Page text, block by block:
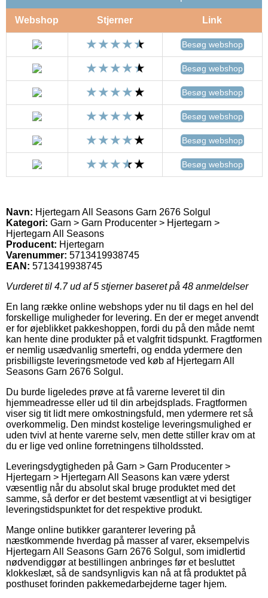
Webshop Stjerner Link
Besøg webshop
Besøg webshop
Besøg webshop
Besøg webshop
Besøg webshop
Besøg webshop
Navn: Hjertegarn All Seasons Garn 2676 Solgul
Kategori: Garn > Garn Producenter > Hjertegarn >
Hjertegarn All Seasons
Producent: Hjertegarn
Varenummer: 5713419938745
EAN: 5713419938745
Vurderet til 4.7ud af 5 stjerner baseret på 48 anmeldelser
En lang række online webshops yder nu til dags en hel del
forskellige muligheder for levering. En der er meget anvendt
er for øjeblikket pakkeshoppen, fordi du på den måde nemt
kan hente dine produkter på et valgfrit tidspunkt. Fragtformen
er nemlig usædvanlig smertefri, og endda ydermere den
prisbilligste leveringsmetode ved køb af Hjertegarn All
Seasons Garn 2676 Solgul.
Du burde ligeledes prøve at få varerne leveret til din
hjemmeadresse eller ud til din arbejdsplads. Fragtformen
viser sig tit lidt mere omkostningsfuld, men ydermere ret så
overkommelig. Den mindst kostelige leveringsmulighed er
uden tvivl at hente varerne selv, men dette stiller krav om at
du er lige ved online forretningens tilholdssted.
Leveringsdygtigheden på Garn > Garn Producenter >
Hjertegarn > Hjertegarn All Seasons kan være yderst
væsentlig når du absolut skal bruge produktet med det
samme, så derfor er det bestemt væsentligt at vi besigtiger
leveringstidspunktet for det respektive produkt.
Mange online butikker garanterer levering på
næstkommende hverdag på masser af varer, eksempelvis
Hjertegarn All Seasons Garn 2676 Solgul, som imidlertid
nødvendiggør at bestillingen anbringes før et besluttet
klokkeslæt, så de sandsynligvis kan nå at få produktet på
posthuset forinden pakkemedarbejderne tager hjem.